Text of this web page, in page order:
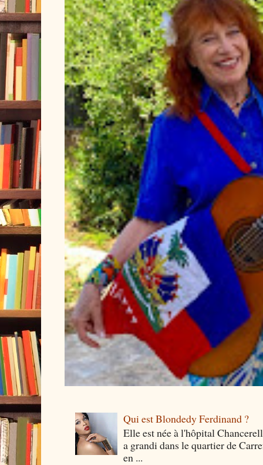
Qui est Blondedy Ferdinand ?
Elle est née à l'hôpital
a grandi dans le quartier de
en ...